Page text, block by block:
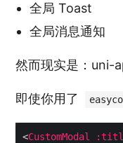
全局 Toast
全局消息通知
然而现实是：uni-
即使你用了
<CustomModal